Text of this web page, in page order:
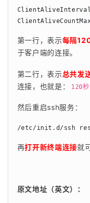
第一行，表示每隔
于客户端的连接。
第二行，表示总共发
连接，也就是：
120
然后重启ssh服务：
/etc/init.d/ssh
再打开新终端连接就
原文地址（英文）：